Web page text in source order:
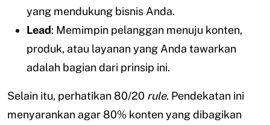
yang mendukung bisnis Anda.
Lead: Memimpin pelanggan menuju konten,
produk, atau layanan yang Anda tawarkan
adalah bagian dari prinsip ini.
Selain itu, perhatikan 80/20 rule. Pendekatan ini
menyarankan agar 80% konten yang dibagikan